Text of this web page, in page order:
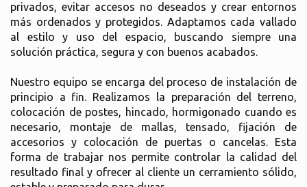
privados, evitar accesos no deseados y crear entornos
más ordenados y protegidos. Adaptamos cada vallado
al estilo y uso del espacio, buscando siempre una
solución práctica, segura y con buenos acabados.
Nuestro equipo se encarga del proceso de instalación de
principio a fin. Realizamos la preparación del terreno,
colocación de postes, hincado, hormigonado cuando es
necesario, montaje de mallas, tensado, fijación de
accesorios y colocación de puertas o cancelas. Esta
forma de trabajar nos permite controlar la calidad del
resultado final y ofrecer al cliente un cerramiento sólido,